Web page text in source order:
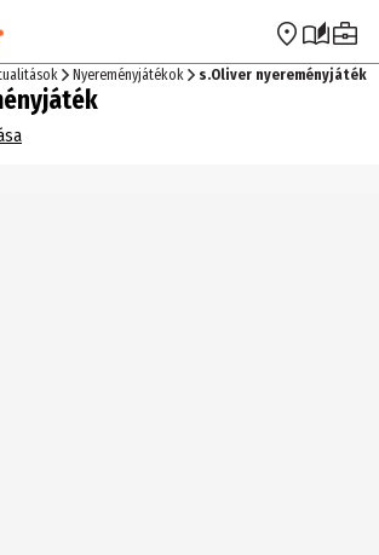
Ugrás a fő tartalomra
Nyereményjátékok s.Oliver nyereményjáték